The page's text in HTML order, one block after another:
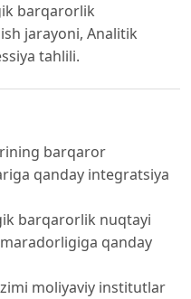
barqarorlik
jarayoni, Analitik
tahlili.
barqaror
qanday integratsiya
barqarorlik nuqtayi
qanday
moliyaviy institutlar